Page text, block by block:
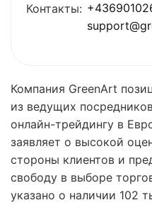
Контакты:
Компания GreenArt
из ведущих
онлайн-трейдингу в
заявляет о высокой
стороны клиентов и
свободу в выборе
указано о наличии 102